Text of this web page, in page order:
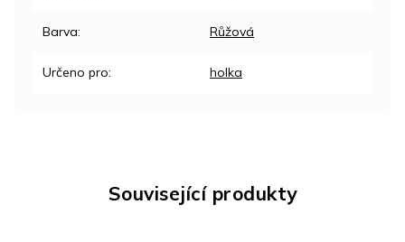
Související produkty
Barva: Růžová
Určeno pro: holka